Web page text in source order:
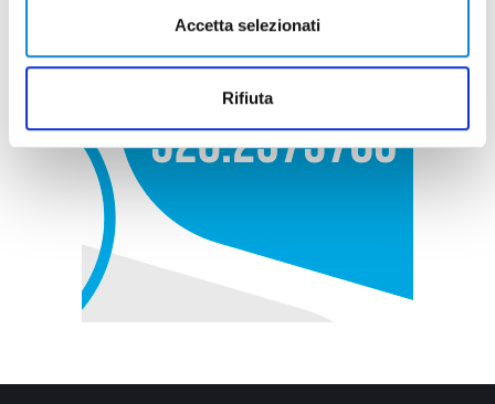
Accetta selezionati
Rifiuta